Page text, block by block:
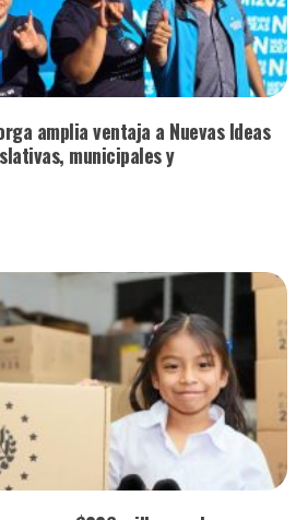
amplia ventaja a Nuevas Ideas
municipales y